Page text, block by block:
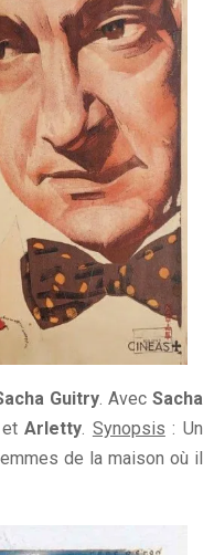
Guitry. Avec Sacha
etArletty. Synopsis : Un
de la maison où il